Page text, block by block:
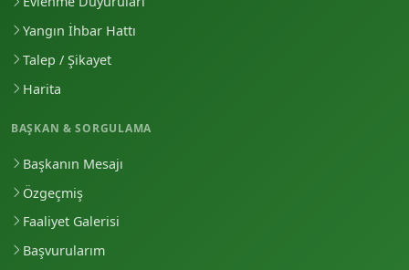
Yangın İhbar Hattı
Talep / Şikayet
Harita
BAŞKAN & SORGULAMA
Başkanın Mesajı
Özgeçmiş
Faaliyet Galerisi
Başvurularım